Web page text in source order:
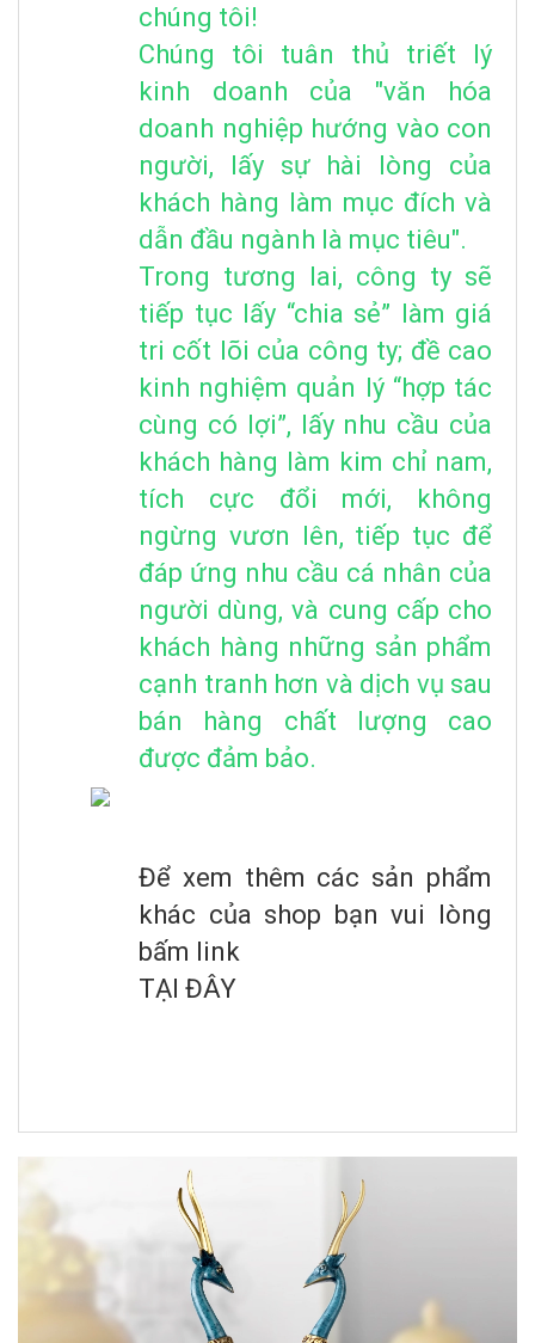
chúng tôi!
Chúng tôi tuân thủ triết lý
kinh doanh của "văn hóa
doanh nghiệp hướng vào con
người, lấy sự hài lòng của
khách hàng làm mục đích và
dẫn đầu ngành là mục tiêu".
Trong tương lai, công ty sẽ
tiếp tục lấy “chia sẻ” làm giá
tri cốt lõi của công ty; đề cao
kinh nghiệm quản lý “hợp tác
cùng có lợi”, lấy nhu cầu của
khách hàng làm kim chỉ nam,
tích cực đổi mới, không
ngừng vươn lên, tiếp tục để
đáp ứng nhu cầu cá nhân của
người dùng, và cung cấp cho
khách hàng những sản phẩm
cạnh tranh hơn và dịch vụ sau
bán hàng chất lượng cao
được đảm bảo.
Để xem thêm các sản phẩm
khác của shop bạn vui lòng
bấm link
TẠI ĐÂY